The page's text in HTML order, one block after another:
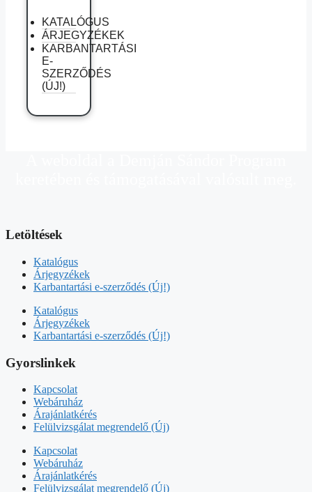
KATALÓGUS
ÁRJEGYZÉKEK
KARBANTARTÁSI
E-
SZERZŐDÉS
(ÚJ!)
Letöltések
Katalógus
Árjegyzékek
Karbantartási e-szerződés (Új!)
Katalógus
Árjegyzékek
Karbantartási e-szerződés (Új!)
Gyorslinkek
Kapcsolat
Webáruház
Árajánlatkérés
Felülvizsgálat megrendelő (Új)
Kapcsolat
Webáruház
Árajánlatkérés
Felülvizsgálat megrendelő (Új)